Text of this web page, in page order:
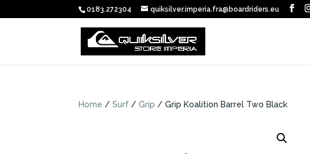
0183.272304 quiksilver.imperia.fra@boardriders.eu
Home /Surf /Grip / Grip Koalition Barrel Two Black